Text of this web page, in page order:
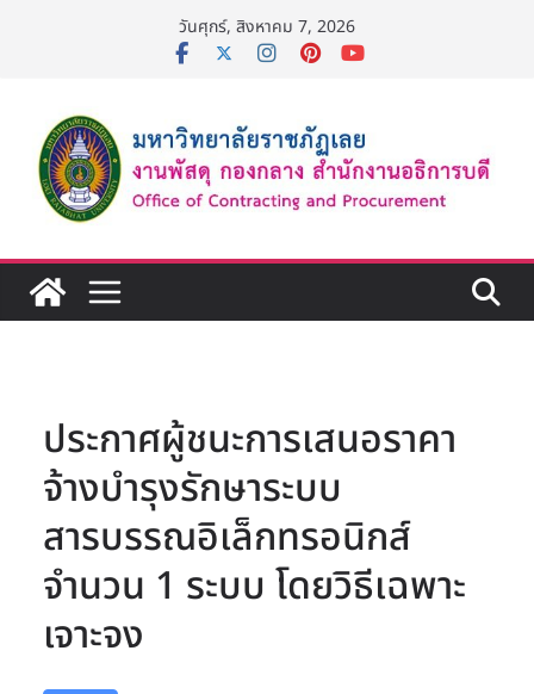
วันศุกร์, สิงหาคม 7, 2026
ประกาศผู้ชนะการเสนอราคา
จ้างบำรุงรักษาระบบ
สารบรรณอิเล็กทรอนิกส์
จำนวน 1 ระบบ โดยวิธีเฉพาะ
เจาะจง